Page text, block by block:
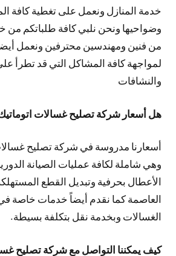
خدمة المنازل ونعمل على تغطية كافة
وضواحيها ونحن نلبي كافة طلباتكم من
من فنين ومهندسين محترفين ونعمل
لمواجهة كافة المشاكل التي قد تطرأ
والنشافات
هل أسعار شركة تصليح غسالات
أسعارنا مدروسة في شركة تصليح
وهي شاملة لكافة عمليات الصيانة
الأعطال بحرفية وتبديل القطع
العاصمة كما نقدم أيضاً خدمات خاصة
الغسالات وبخدمة نقل بتكلفة بسيطة.
كيف يمكننا التواصل مع شركة تصليح